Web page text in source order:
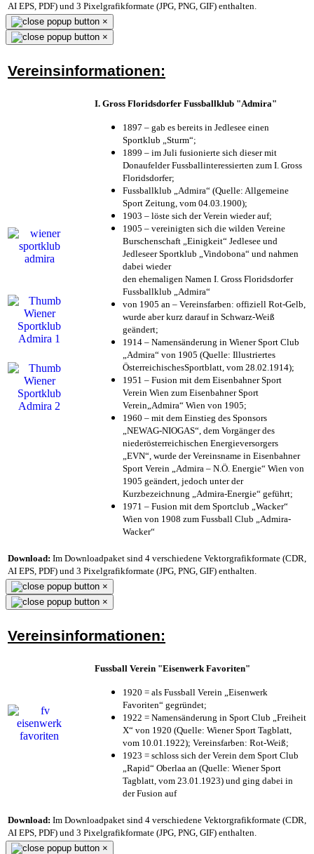
AI EPS, PDF) und 3 Pixelgrafikformate (JPG, PNG, GIF) enthalten.
×
×
Vereinsinformationen:
I. Gross Floridsdorfer Fussballklub "Admira"
1897 – gab es bereits in Jedlesee einen
Sportklub „Sturm“;
1899 – im Juli fusionierte sich dieser mit
Donaufelder Fussballinteressierten zum I. Gross
Floridsdorfer;
Fussballklub „Admira“ (Quelle: Allgemeine
Sport Zeitung, vom 04.03.1900);
1903 – löste sich der Verein wieder auf;
1905 – vereinigten sich die wilden Vereine
Burschenschaft „Einigkeit“ Jedlesee und
Jedleseer Sportklub „Vindobona“ und nahmen
dabei wieder
den ehemaligen Namen I. Gross Floridsdorfer
Fussballklub „Admira“
von 1905 an – Vereinsfarben: offiziell Rot-Gelb,
wurde aber kurz darauf in Schwarz-Weiß
geändert;
1914 – Namensänderung in Wiener Sport Club
„Admira“ von 1905 (Quelle: Illustriertes
ÖsterreichischesSportblatt, vom 28.02.1914);
1951 – Fusion mit dem Eisenbahner Sport
Verein Wien zum Eisenbahner Sport
Verein„Admira“ Wien von 1905;
1960 – mit dem Einstieg des Sponsors
„NEWAG-NIOGAS“, dem Vorgänger des
niederösterreichischen Energieversorgers
„EVN“, wurde der Vereinsname in Eisenbahner
Sport Verein „Admira – N.Ö. Energie“ Wien von
1905 geändert, jedoch unter der
Kurzbezeichnung „Admira-Energie“ geführt;
1971 – Fusion mit dem Sportclub „Wacker“
Wien von 1908 zum Fussball Club „Admira-
Wacker“
Download: Im Downloadpaket sind 4 verschiedene Vektorgrafikformate (CDR,
AI EPS, PDF) und 3 Pixelgrafikformate (JPG, PNG, GIF) enthalten.
×
×
Vereinsinformationen:
Fussball Verein "Eisenwerk Favoriten"
1920 = als Fussball Verein „Eisenwerk
Favoriten“ gegründet;
1922 = Namensänderung in Sport Club „Freiheit
X“ von 1920 (Quelle: Wiener Sport Tagblatt,
vom 10.01.1922); Vereinsfarben: Rot-Weiß;
1923 = schloss sich der Verein dem Sport Club
„Rapid“ Oberlaa an (Quelle: Wiener Sport
Tagblatt, vom 23.01.1923) und ging dabei in
der Fusion auf
Download: Im Downloadpaket sind 4 verschiedene Vektorgrafikformate (CDR,
AI EPS, PDF) und 3 Pixelgrafikformate (JPG, PNG, GIF) enthalten.
×